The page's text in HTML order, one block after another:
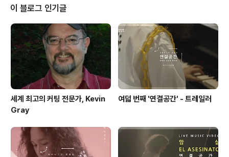
(RollQ) 촬영보조 소준호, 최승호 영상 재편집 문용(moo
nyong) [ 전시 ] 서울시립 북서울미술관 ⟪SF2021: 판타
지 오디세이⟫ http://www.fantasy-odyssey.com [
공연 협력 ] 큐레이터 송가현 코디네이터 박소..
이 블로그 인기글
세계 최고의 커팅 전문가, Kevin
Gray
여덟 번째 '연결공간' - 트레일러